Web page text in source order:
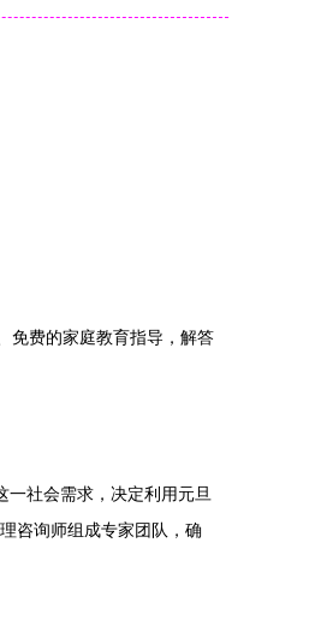
免费的家庭教育指导，解答
社会需求，决定利用元旦
咨询师组成专家团队，确